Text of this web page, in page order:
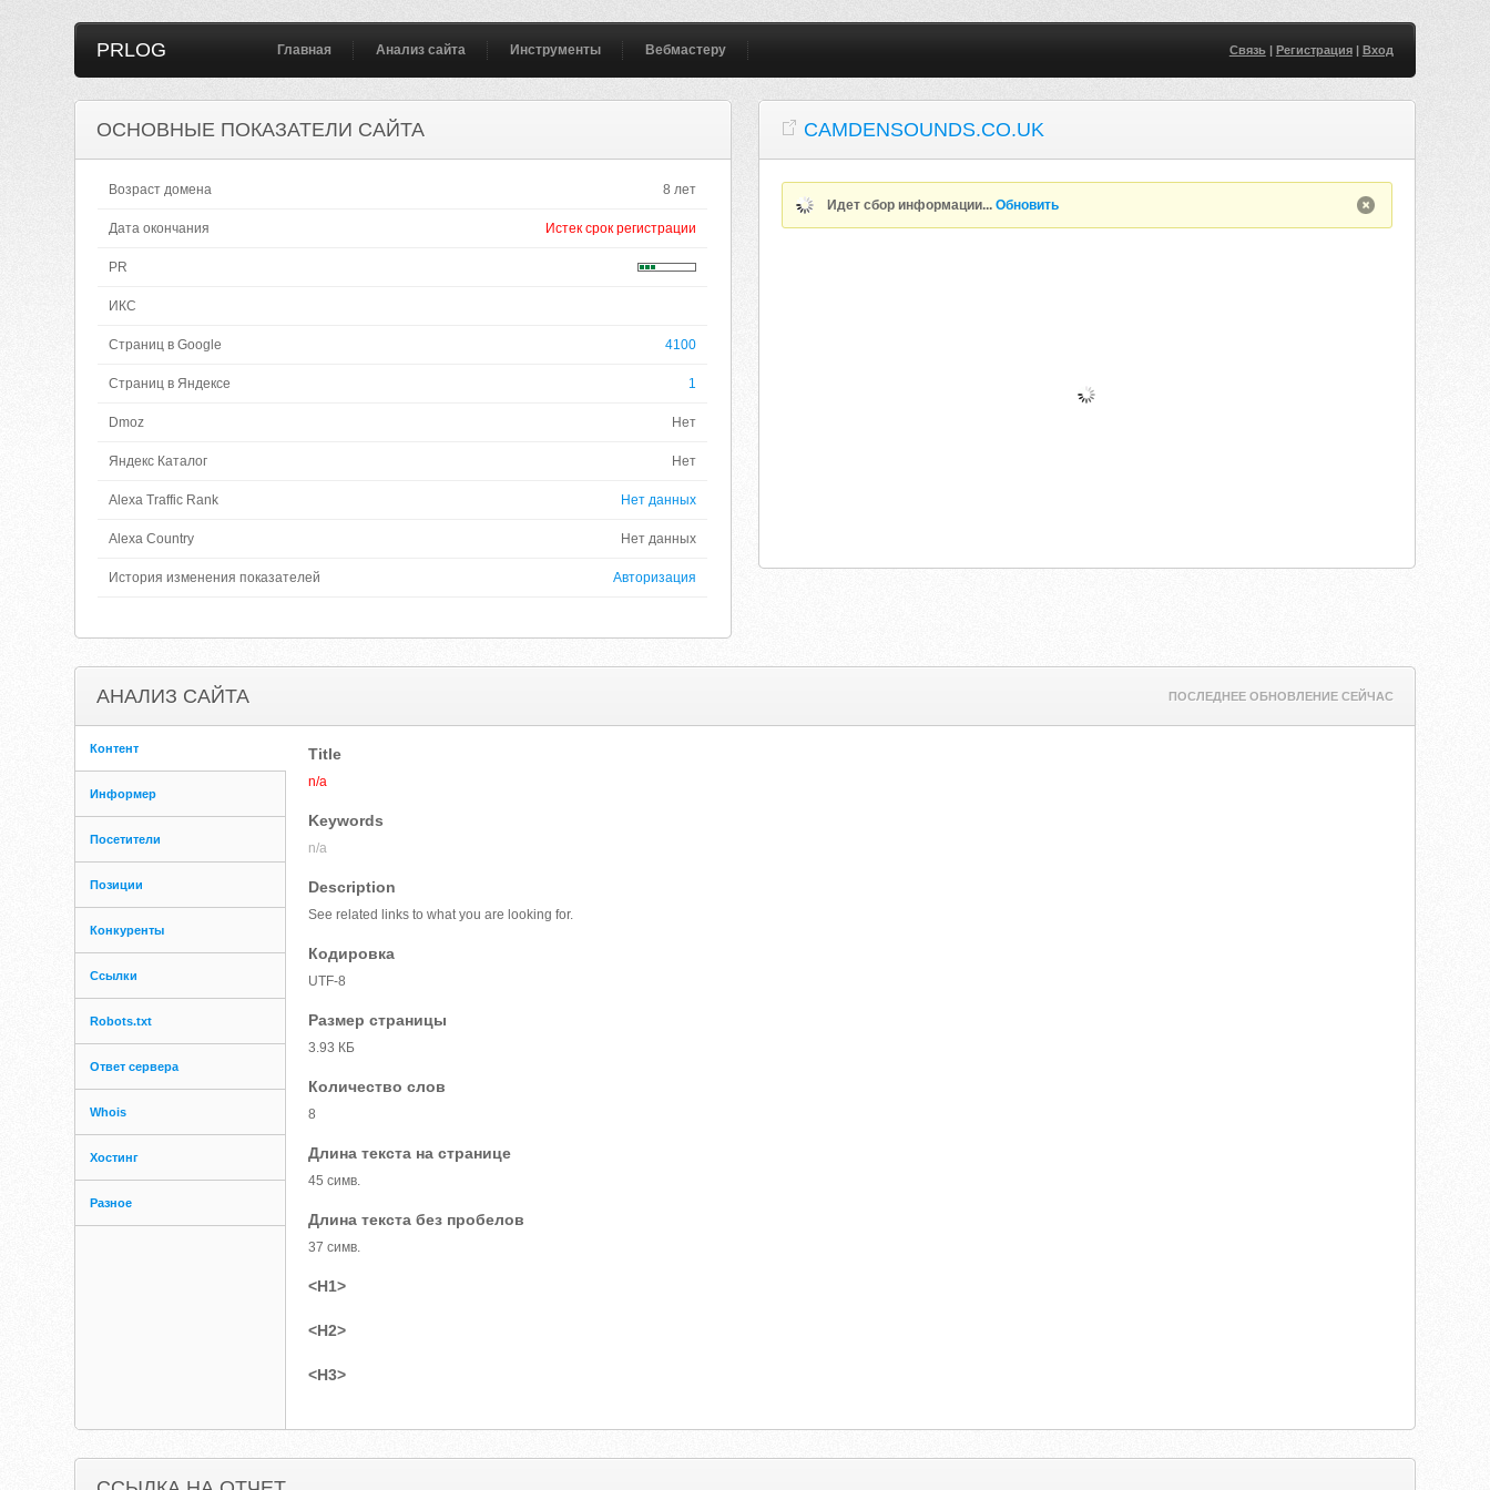
PRLOG Главная Анализ сайта Инструменты Вебмастеру Связь| Регистрация| Вход
ОСНОВНЫЕ ПОКАЗАТЕЛИ САЙТА
Возраст домена 8 лет
Дата окончания Истек срок регистрации
PR
ИКС
Страниц в Google 4100
Страниц в Яндексе 1
Dmoz Нет
Яндекс Каталог Нет
Alexa Traffic Rank Нет данных
Alexa Country Нет данных
История изменения показателей Авторизация
CAMDENSOUNDS.CO.UK
Идет сбор информации...Обновить
АНАЛИЗ САЙТА ПОСЛЕДНЕЕ ОБНОВЛЕНИЕ СЕЙЧАС
Контент
Информер
Посетители
Позиции
Конкуренты
Ссылки
Robots.txt
Ответ сервера
Whois
Хостинг
Разное
Title
n/a
Keywords
n/a
Description
See related links to what you are looking for.
Кодировка
UTF-8
Размер страницы
3.93 КБ
Количество слов
8
Длина текста на странице
45 симв.
Длина текста без пробелов
37 симв.
<H1>
<H2>
<H3>